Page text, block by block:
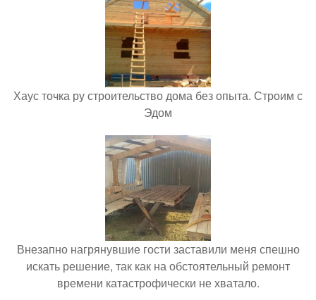
Хаус точка ру строительство дома без опыта. Строим с
Эдом
Внезапно нагрянувшие гости заставили меня спешно
искать решение, так как на обстоятельный ремонт
времени катастрофически не хватало.